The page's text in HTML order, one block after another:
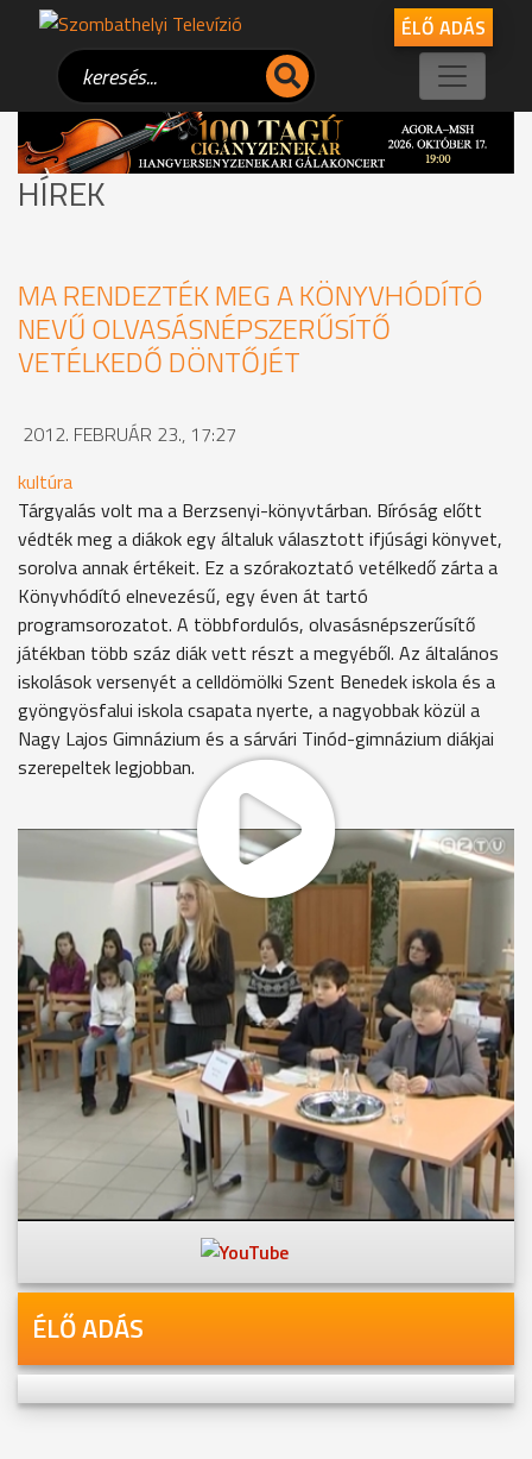
ÉLŐ ADÁS
HÍREK
MA RENDEZTÉK MEG A KÖNYVHÓDÍTÓ
NEVŰ OLVASÁSNÉPSZERŰSÍTŐ
VETÉLKEDŐ DÖNTŐJÉT
2012. FEBRUÁR 23., 17:27
kultúra
Tárgyalás volt ma a Berzsenyi-könyvtárban. Bíróság előtt
védték meg a diákok egy általuk választott ifjúsági könyvet,
sorolva annak értékeit. Ez a szórakoztató vetélkedő zárta a
Könyvhódító elnevezésű, egy éven át tartó
programsorozatot. A többfordulós, olvasásnépszerűsítő
játékban több száz diák vett részt a megyéből. Az általános
iskolások versenyét a celldömölki Szent Benedek iskola és a
gyöngyösfalui iskola csapata nyerte, a nagyobbak közül a
Nagy Lajos Gimnázium és a sárvári Tinód-gimnázium diákjai
szerepeltek legjobban.
MEGOSZTÁS
Videóink megtekinthetőek
Youtube-csatornánkon is!
ÉLŐ ADÁS